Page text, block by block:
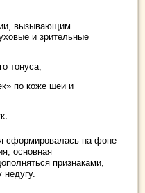
вызывающим
и зрительные
тонуса;
по коже шеи и
сформировалась на фоне
основная
признаками,